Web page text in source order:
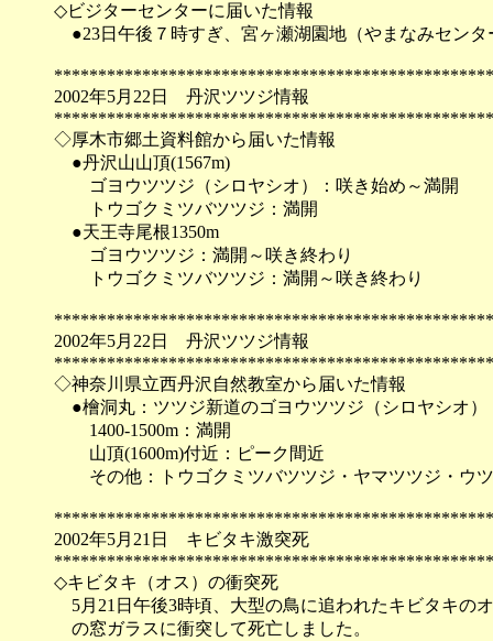
◇ビジターセンターに届いた情報
●23日午後７時すぎ、宮ヶ瀬湖園地（やまなみセンタ
2002年5月22日 丹沢ツツジ情報
◇厚木市郷土資料館から届いた情報
●丹沢山山頂(1567m)
ゴヨウツツジ（シロヤシオ）：咲き始め～満開
トウゴクミツバツツジ：満開
●天王寺尾根1350m
ゴヨウツツジ：満開～咲き終わり
トウゴクミツバツツジ：満開～咲き終わり
2002年5月22日 丹沢ツツジ情報
◇神奈川県立西丹沢自然教室から届いた情報
●檜洞丸：ツツジ新道のゴヨウツツジ（シロヤシオ）
1400-1500m：満開
山頂(1600m)付近：ピーク間近
その他：トウゴクミツバツツジ・ヤマツツジ・ウ
2002年5月21日 キビタキ激突死
◇キビタキ（オス）の衝突死
5月21日午後3時頃、大型の鳥に追われたキビタキの
の窓ガラスに衝突して死亡しました。